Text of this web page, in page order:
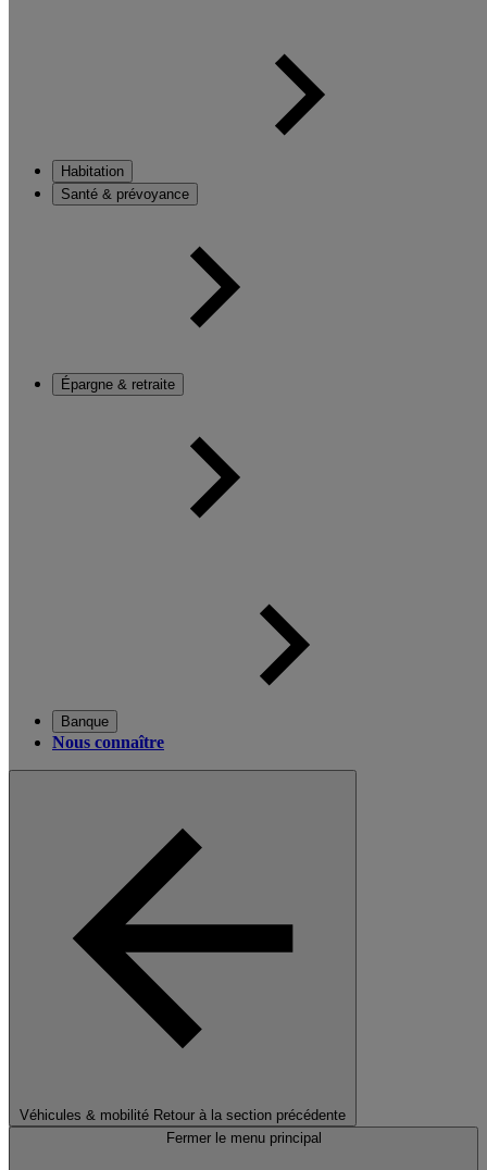
Habitation
Santé & prévoyance
Épargne & retraite
Banque
Nous connaître
Véhicules & mobilité Retour à la section précédente
Fermer le menu principal